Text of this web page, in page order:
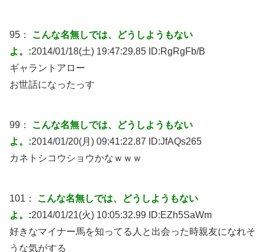
95： こんな名無しでは、どうしようもない
よ。:2014/01/18(土) 19:47:29.85 ID:RgRgFb/B
ギャラントアロー
お世話になったっす
99： こんな名無しでは、どうしようもない
よ。:2014/01/20(月) 09:41:22.87 ID:JfAQs265
カネトシコウショウかなｗｗｗ
101： こんな名無しでは、どうしようもない
よ。:2014/01/21(火) 10:05:32.99 ID:EZh5SaWm
好きなマイナー馬を知ってる人と出会った時親友になれそ
うな気がする